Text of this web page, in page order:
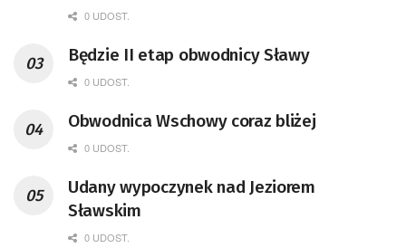
0 UDOST.
Będzie II etap obwodnicy Sławy
0 UDOST.
Obwodnica Wschowy coraz bliżej
0 UDOST.
Udany wypoczynek nad Jeziorem
Sławskim
0 UDOST.